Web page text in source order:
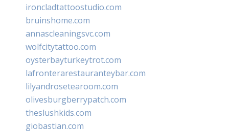
ironcladtattoostudio.com
bruinshome.com
annascleaningsvc.com
wolfcitytattoo.com
oysterbayturkeytrot.com
lafronterarestauranteybar.com
lilyandrosetearoom.com
olivesburgberrypatch.com
theslushkids.com
giobastian.com